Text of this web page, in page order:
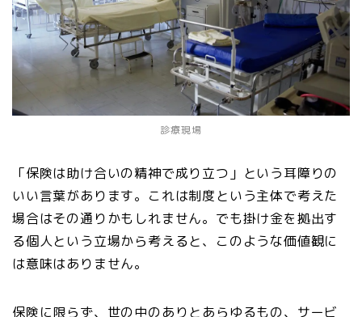
診療現場
「保険は助け合いの精神で成り立つ」という耳障りの
いい言葉があります。これは制度という主体で考えた
場合はその通りかもしれません。でも掛け金を拠出す
る個人という立場から考えると、このような価値観に
は意味はありません。
保険に限らず、世の中のありとあらゆるもの、サービ